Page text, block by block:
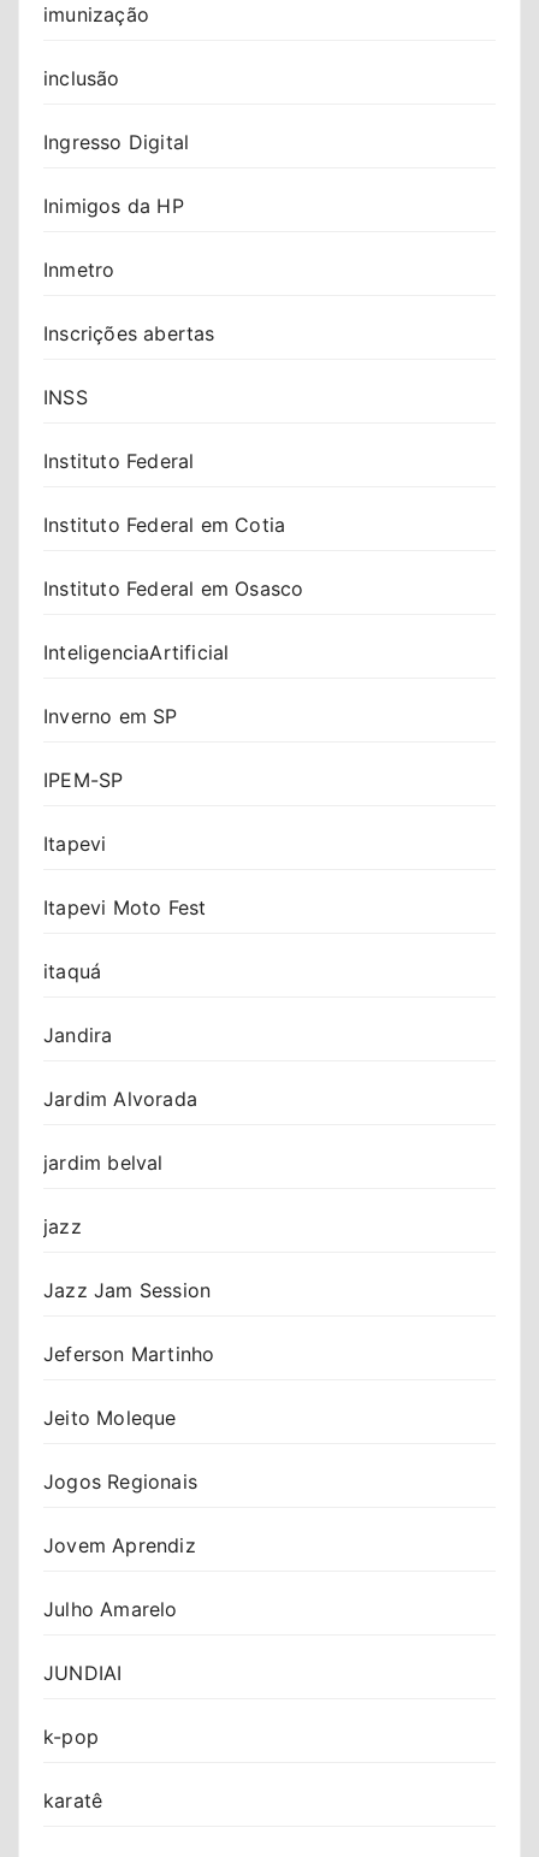
imunização
inclusão
Ingresso Digital
Inimigos da HP
Inmetro
Inscrições abertas
INSS
Instituto Federal
Instituto Federal em Cotia
Instituto Federal em Osasco
InteligenciaArtificial
Inverno em SP
IPEM-SP
Itapevi
Itapevi Moto Fest
itaquá
Jandira
Jardim Alvorada
jardim belval
jazz
Jazz Jam Session
Jeferson Martinho
Jeito Moleque
Jogos Regionais
Jovem Aprendiz
Julho Amarelo
JUNDIAI
k-pop
karatê